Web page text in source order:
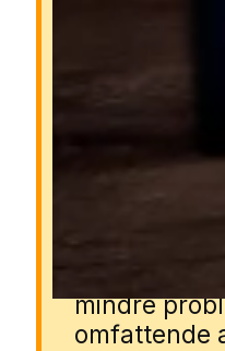
Derfor
Myrer kan
antal og
gener i
arter som
bakterier,
træværk og
etableret
mindre
omfattende